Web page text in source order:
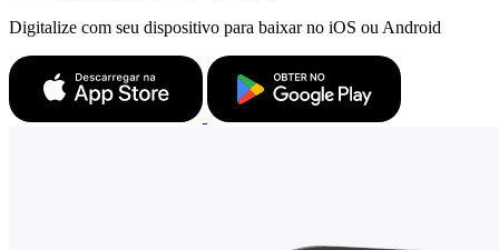
Digitalize com seu dispositivo para baixar no iOS ou Android